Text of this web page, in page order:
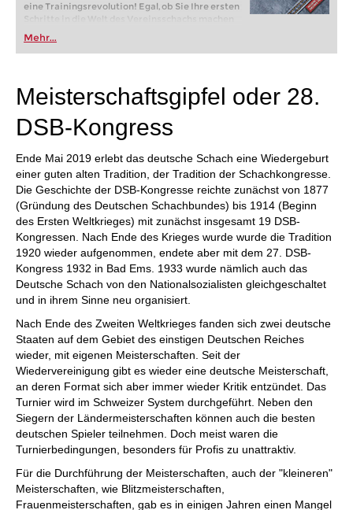
eine Trainingsrevolution! Egal, ob Sie Ihre ersten
Schritte in die Welt des Vereinsschachs machen
oder bereits auf Turnierniveau spielen: Mit
FRITZ trainieren Sie effizienter, intelligenter und
individueller als je zuvor.
Mehr...
Meisterschaftsgipfel oder 28.
DSB-Kongress
Ende Mai 2019 erlebt das deutsche Schach eine Wiedergeburt
einer guten alten Tradition, der Tradition der Schachkongresse.
Die Geschichte der DSB-Kongresse reichte zunächst von 1877
(Gründung des Deutschen Schachbundes) bis 1914 (Beginn
des Ersten Weltkrieges) mit zunächst insgesamt 19 DSB-
Kongressen. Nach Ende des Krieges wurde wurde die Tradition
1920 wieder aufgenommen, endete aber mit dem 27. DSB-
Kongress 1932 in Bad Ems. 1933 wurde nämlich auch das
Deutsche Schach von den Nationalsozialisten gleichgeschaltet
und in ihrem Sinne neu organisiert.
Nach Ende des Zweiten Weltkrieges fanden sich zwei deutsche
Staaten auf dem Gebiet des einstigen Deutschen Reiches
wieder, mit eigenen Meisterschaften. Seit der
Wiedervereinigung gibt es wieder eine deutsche Meisterschaft,
an deren Format sich aber immer wieder Kritik entzündet. Das
Turnier wird im Schweizer System durchgeführt. Neben den
Siegern der Ländermeisterschaften können auch die besten
deutschen Spieler teilnehmen. Doch meist waren die
Turnierbedingungen, besonders für Profis zu unattraktiv.
Für die Durchführung der Meisterschaften, auch der "kleineren"
Meisterschaften, wie Blitzmeisterschaften,
Frauenmeisterschaften, gab es in einigen Jahren einen Mangel